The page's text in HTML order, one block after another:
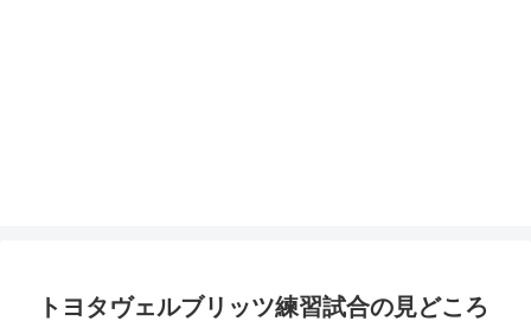
トヨタヴェルブリッツ練習試合の見どころ